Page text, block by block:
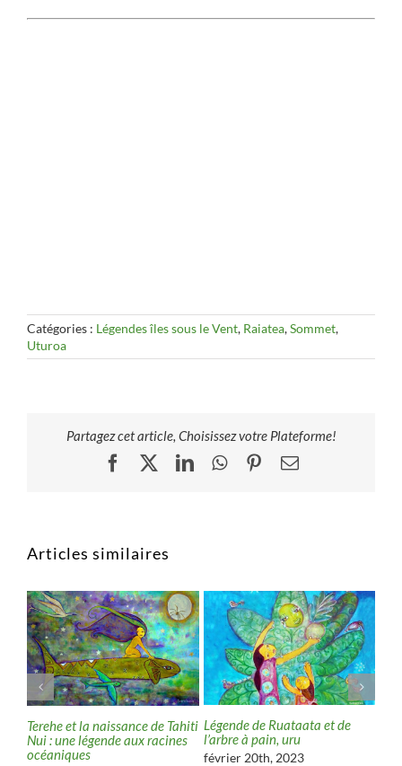
Catégories : Légendes îles sous le Vent, Raiatea,Sommet,
Uturoa
Partagez cet article, Choisissez votre Plateforme!
Facebook
X LinkedInWhatsApp
Pinterest
Email
Articles similaires
Terehe et la naissance de Tahiti
Nui : une légende aux racines
océaniques
Légende de Ruataata et de
l’arbre à pain, uru
février 20th, 2023